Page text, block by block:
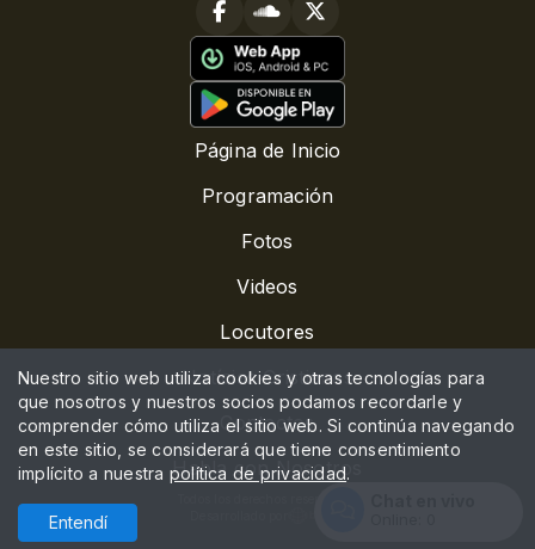
Página de Inicio
Programación
Fotos
Videos
Locutores
Notícias Cristianas
Contactos
Habla con Nosotros
Nuestro sitio web utiliza cookies y otras tecnologías para
que nosotros y nuestros socios podamos recordarle y
comprender cómo utiliza el sitio web. Si continúa navegando
en este sitio, se considerará que tiene consentimiento
implícito a nuestra política de privacidad.
Entendí